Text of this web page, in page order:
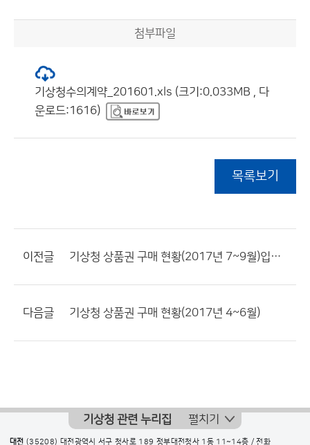
첨부파일
기상청수의계약_201601.xls (크기:0.033MB , 다
운로드:1616)
목록보기
이전글 기상청 상품권 구매 현황(2017년 7~9월)입니다.
다음글 기상청 상품권 구매 현황(2017년 4~6월)
기상청 관련 누리집 펼치기
대전 (35208) 대전광역시 서구 청사로 189 정부대전청사 1동 11~14층 / 전화